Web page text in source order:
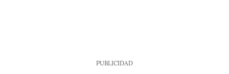
PUBLICIDAD